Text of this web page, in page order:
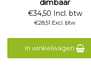
dimbaar
€34,50 Incl. btw
€28,51 Excl. btw
In winkelwagen